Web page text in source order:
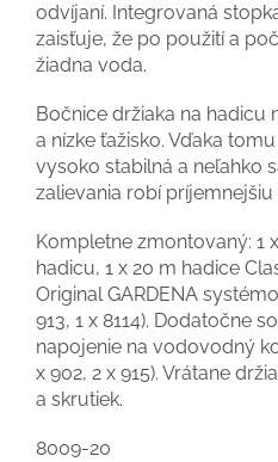
odvíjaní. Integrovaná
zaisťuje, že po použití a
žiadna voda.
Bočnice držiaka na
a nízke ťažisko. Vďaka
vysoko stabilná a neľahko
zalievania robí príjemnejšiu
Kompletne zmontovaný: 1
hadicu, 1 x 20 m hadice
Original GARDENA
913, 1 x 8114). Dodatočne
napojenie na vodovodný
x 902, 2 x 915). Vrátane
a skrutiek.
8009-20